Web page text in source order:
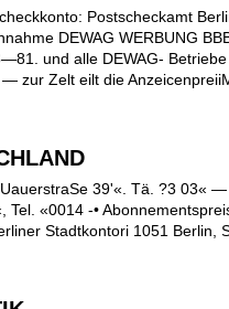
Postscheckamt
DEWAG WERBUNG
und alle DEWAG-
zur Zelt eilt die
39'«. Tä. ?3 03«
Tel. «0014 -•
Stadtkontori 1051 Berlin,